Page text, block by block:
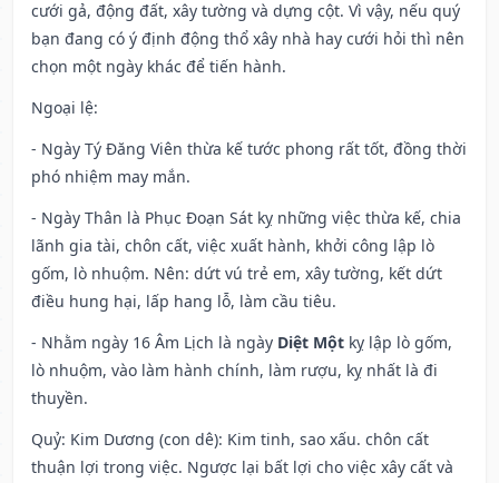
cưới gả, động đất, xây tường và dựng cột. Vì vậy, nếu quý
bạn đang có ý định động thổ xây nhà hay cưới hỏi thì nên
chọn một ngày khác để tiến hành.
Ngoại lệ:
- Ngày Tý Đăng Viên thừa kế tước phong rất tốt, đồng thời
phó nhiệm may mắn.
- Ngày Thân là Phục Đoạn Sát kỵ những việc thừa kế, chia
lãnh gia tài, chôn cất, việc xuất hành, khởi công lập lò
gốm, lò nhuộm. Nên: dứt vú trẻ em, xây tường, kết dứt
điều hung hại, lấp hang lỗ, làm cầu tiêu.
- Nhằm ngày 16 Âm Lịch là ngày Diệt Một kỵ lập lò gốm,
lò nhuộm, vào làm hành chính, làm rượu, kỵ nhất là đi
thuyền.
Quỷ: Kim Dương (con dê): Kim tinh, sao xấu. chôn cất
thuận lợi trong việc. Ngược lại bất lợi cho việc xây cất và